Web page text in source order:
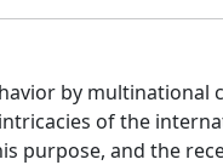
by
of the
purpose, and the